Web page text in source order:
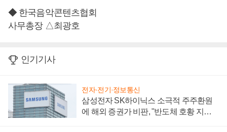
◆ 한국음악콘텐츠협회
사무총장 △최광호
인기기사
전자·전기·정보통신
삼성전자 SK하이닉스 소극적 주주환원
에 해외 증권가 비판, "반도체 호황 지속